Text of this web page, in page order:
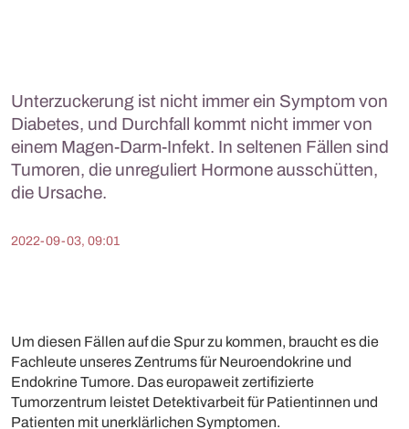
Unterzuckerung ist nicht immer ein Symptom von
Diabetes, und Durchfall kommt nicht immer von
einem Magen-Darm-Infekt. In seltenen Fällen sind
Tumoren, die unreguliert Hormone ausschütten,
die Ursache.
2022-09-03, 09:01
Um diesen Fällen auf die Spur zu kommen, braucht es die
Fachleute unseres Zentrums für Neuroendokrine und
Endokrine Tumore. Das europaweit zertifizierte
Tumorzentrum leistet Detektivarbeit für Patientinnen und
Patienten mit unerklärlichen Symptomen.